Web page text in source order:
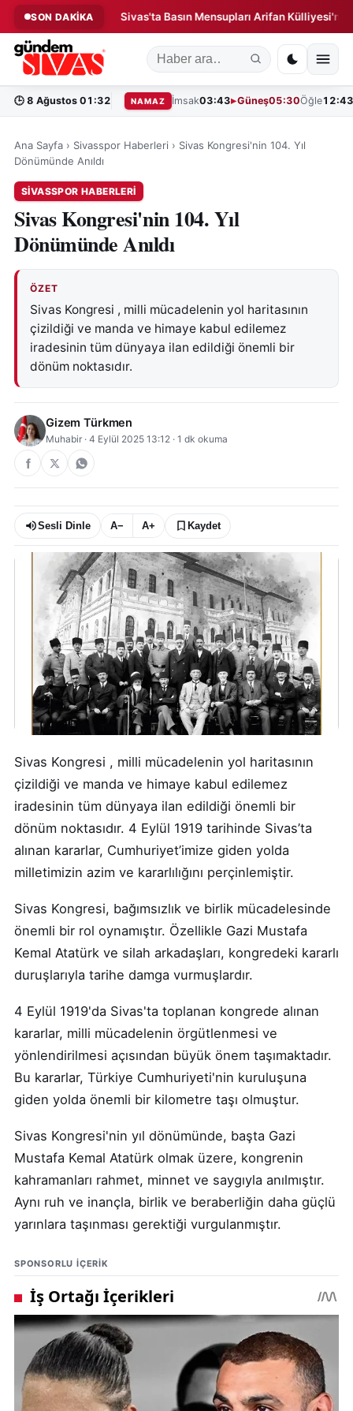
SON DAKİKA
Paniği! ◆ Sivas'ta Basın Mensupları Arifan Külliyesi'nde Bir
🕒 8 Ağustos 01:32 NAMAZ İmsak03:43 Güneş05:30Öğle12:43
Ana Sayfa › Sivasspor Haberleri › Sivas Kongresi'nin 104. Yıl
Dönümünde Anıldı
SIVASSPOR HABERLERI
Sivas Kongresi'nin 104. Yıl
Dönümünde Anıldı
ÖZET
Sivas Kongresi , milli mücadelenin yol haritasının
çizildiği ve manda ve himaye kabul edilemez
iradesinin tüm dünyaya ilan edildiği önemli bir
dönüm noktasıdır.
Gizem Türkmen
Muhabir · 4 Eylül 2025 13:12 · 1 dk okuma
Sesli Dinle A− A+ Kaydet
Sivas Kongresi , milli mücadelenin yol haritasının
çizildiği ve manda ve himaye kabul edilemez
iradesinin tüm dünyaya ilan edildiği önemli bir
dönüm noktasıdır. 4 Eylül 1919 tarihinde Sivas’ta
alınan kararlar, Cumhuriyet’imize giden yolda
milletimizin azim ve kararlılığını perçinlemiştir.
Sivas Kongresi, bağımsızlık ve birlik mücadelesinde
önemli bir rol oynamıştır. Özellikle Gazi Mustafa
Kemal Atatürk ve silah arkadaşları, kongredeki kararlı
duruşlarıyla tarihe damga vurmuşlardır.
4 Eylül 1919'da Sivas'ta toplanan kongrede alınan
kararlar, milli mücadelenin örgütlenmesi ve
yönlendirilmesi açısından büyük önem taşımaktadır.
Bu kararlar, Türkiye Cumhuriyeti'nin kuruluşuna
giden yolda önemli bir kilometre taşı olmuştur.
Sivas Kongresi'nin yıl dönümünde, başta Gazi
Mustafa Kemal Atatürk olmak üzere, kongrenin
kahramanları rahmet, minnet ve saygıyla anılmıştır.
Aynı ruh ve inançla, birlik ve beraberliğin daha güçlü
yarınlara taşınması gerektiği vurgulanmıştır.
SPONSORLU IÇERIK